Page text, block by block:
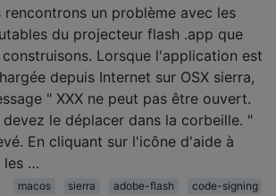
rencontrons un problème avec les
du projecteur flash .app que
construisons. Lorsque l'application est
depuis Internet sur OSX sierra,
" XXX ne peut pas être ouvert.
devez le déplacer dans la corbeille. "
En cliquant sur l'icône d'aide à
les …
macos sierra adobe-flash
code-signing